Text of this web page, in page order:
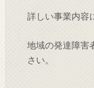
詳しい事業内容
地域の発達障害
さい。